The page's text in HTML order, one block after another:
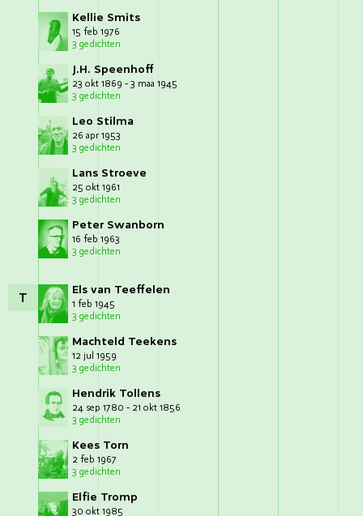
Kellie Smits
15 feb 1976
3 gedichten
J.H. Speenhoff
23 okt 1869 - 3 maa 1945
3 gedichten
Leo Stilma
26 apr 1953
3 gedichten
Lans Stroeve
25 okt 1961
3 gedichten
Peter Swanborn
16 feb 1963
3 gedichten
T Els van Teeffelen
1 feb 1945
3 gedichten
Machteld Teekens
12 jul 1959
3 gedichten
Hendrik Tollens
24 sep 1780 - 21 okt 1856
3 gedichten
Kees Torn
2 feb 1967
3 gedichten
Elfie Tromp
30 okt 1985